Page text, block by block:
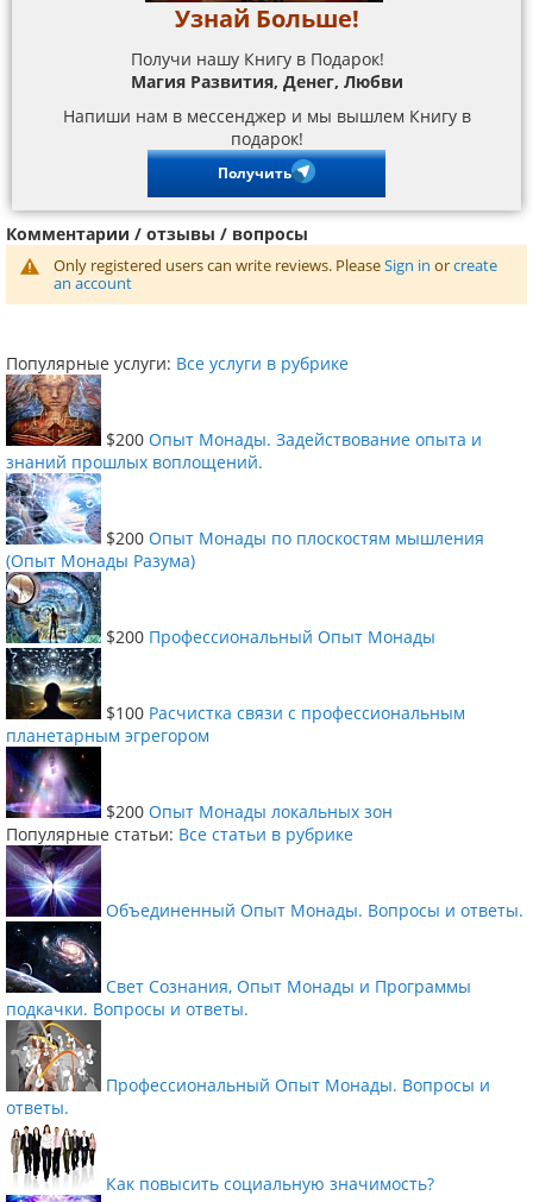
Узнай Больше!
Получи нашу Книгу в Подарок!
Магия Развития, Денег, Любви
Напиши нам в мессенджер и мы вышлем Книгу в
подарок!
Получить
Комментарии / отзывы / вопросы
Only registered users can write reviews. PleaseSign in orcreate
an account
Популярные услуги: Все услуги в рубрике
$200 Опыт Монады. Задействование опыта и
знаний прошлых воплощений.
$200 Опыт Монады по плоскостям мышления
(Опыт Монады Разума)
$200 Профессиональный Опыт Монады
$100 Расчистка связи с профессиональным
планетарным эгрегором
$200 Опыт Монады локальных зон
Популярные статьи: Все статьи в рубрике
Объединенный Опыт Монады. Вопросы и ответы.
Свет Сознания, Опыт Монады и Программы
подкачки. Вопросы и ответы.
Профессиональный Опыт Монады. Вопросы и
ответы.
Как повысить социальную значимость?